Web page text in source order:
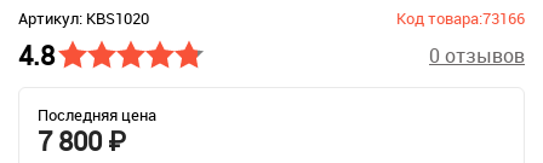
Артикул: KBS1020 Код товара:73166
4.8 0 отзывов
Последняя цена
7 800 ₽